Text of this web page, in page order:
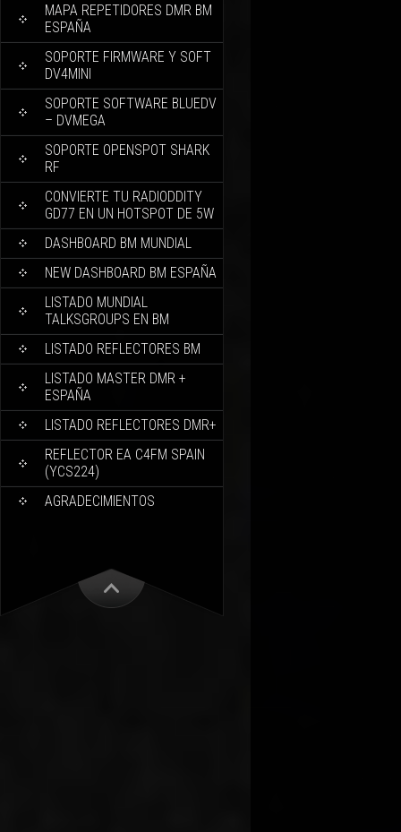
MAPA REPETIDORES DMR BM
ESPAÑA
SOPORTE FIRMWARE Y SOFT
DV4MINI
SOPORTE SOFTWARE BLUEDV
– DVMEGA
SOPORTE OPENSPOT SHARK
RF
CONVIERTE TU RADIODDITY
GD77 EN UN HOTSPOT DE 5W
DASHBOARD BM MUNDIAL
NEW DASHBOARD BM ESPAÑA
LISTADO MUNDIAL
TALKSGROUPS EN BM
LISTADO REFLECTORES BM
LISTADO MASTER DMR +
ESPAÑA
LISTADO REFLECTORES DMR+
REFLECTOR EA C4FM SPAIN
(YCS224)
AGRADECIMIENTOS